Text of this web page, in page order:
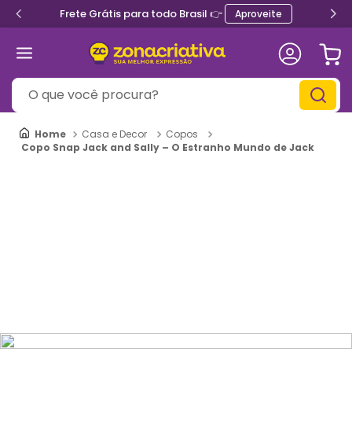
Frete Grátis para todo Brasil 👉 Aproveite
O que você procura?
Casa e Decor
Copos
Copo Snap Jack and Sally – O Estranho Mundo de Jack